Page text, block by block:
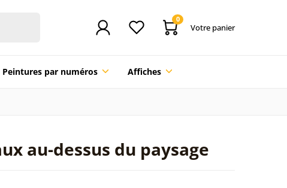
0
Votre panier
Peintures par numéros Affiches
au-dessus du paysage